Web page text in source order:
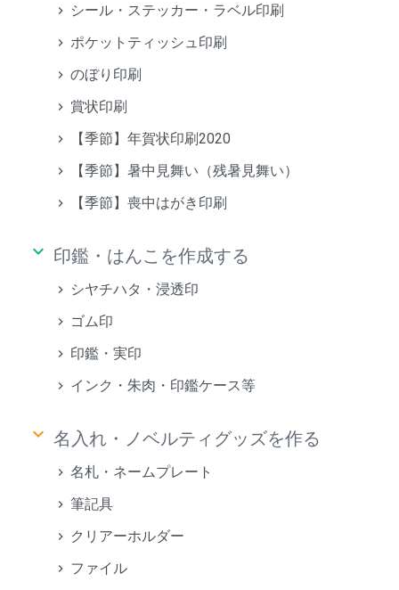
シール・ステッカー・ラベル印刷
ポケットティッシュ印刷
のぼり印刷
賞状印刷
【季節】年賀状印刷2020
【季節】暑中見舞い（残暑見舞い）
【季節】喪中はがき印刷
keyboard_arrow_down 印鑑・はんこを作成する
シヤチハタ・浸透印
ゴム印
印鑑・実印
インク・朱肉・印鑑ケース等
keyboard_arrow_down 名入れ・ノベルティグッズを作る
名札・ネームプレート
筆記具
クリアーホルダー
ファイル